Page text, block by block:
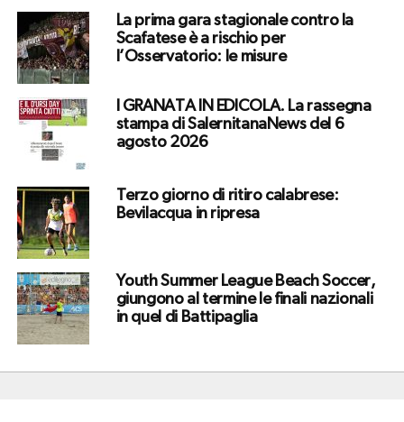
La prima gara stagionale contro la
Scafatese è a rischio per
l’Osservatorio: le misure
I GRANATA IN EDICOLA. La rassegna
stampa di SalernitanaNews del 6
agosto 2026
Terzo giorno di ritiro calabrese:
Bevilacqua in ripresa
Youth Summer League Beach Soccer,
giungono al termine le finali nazionali
in quel di Battipaglia